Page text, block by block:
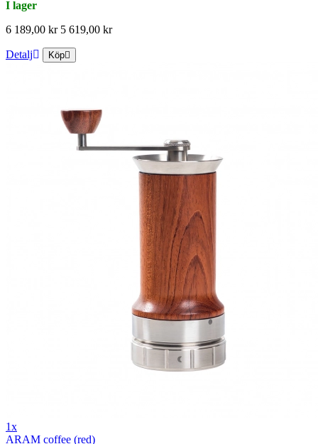
I lager
6 189,00 kr 5 619,00 kr
Detalj Köp
1x
ARAM coffee (red)